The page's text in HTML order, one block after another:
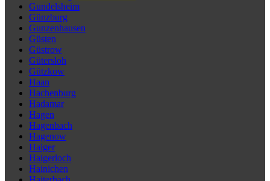
Gundelsheim
Günzburg
Gunzenhausen
Güsten
Güstrow
Gütersloh
Gützkow
Haan
Hachenburg
Hadamar
Hagen
Hagenbach
Hagenow
Haiger
Haigerloch
Hainichen